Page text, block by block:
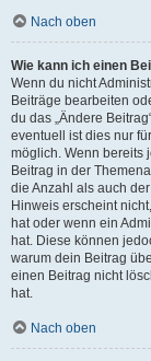
Nach oben
Wie kann ich einen
Wenn du nicht
Beiträge bearbeiten
du das „Ändere
eventuell ist dies nur
möglich. Wenn bereits
Beitrag in der
die Anzahl als auch
Hinweis erscheint
hat oder wenn ein
hat. Diese können
warum dein Beitrag
einen Beitrag nicht
hat.
Nach oben